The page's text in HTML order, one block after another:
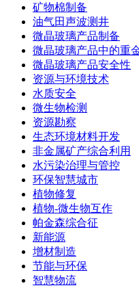
矿物棉制备
油气田声波测井
微晶玻璃产品制备
微晶玻璃产品中的重
微晶玻璃产品安全性
资源与环境技术
水质安全
微生物检测
资源勘察
生态环境材料开发
非金属矿产综合利用
水污染治理与管控
环保智慧城市
植物修复
植物-微生物互作
帕金森综合征
新能源
增材制造
节能与环保
智慧物流